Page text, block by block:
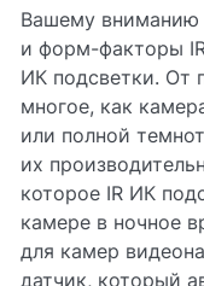
Вашему вниманию
и форм-факторы
ИК подсветки. От
многое, как
или полной
их
которое IR ИК
камере в ночное
для камер
датчик, который